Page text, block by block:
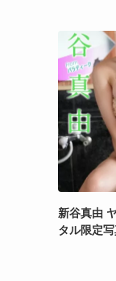
新谷真由
タル限定写